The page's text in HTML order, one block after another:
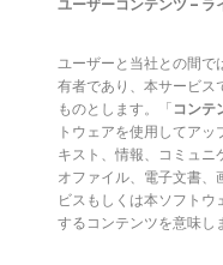
ユーザーコンテンツ – ラ
ユーザーと当社との間で
有者であり、本サービス
ものとします。「 コンテ
トウェアを使用してア
キスト、情報、コミュニ
オファイル、電子文書、
ビスもしくは本ソフト
するコンテンツを意味し